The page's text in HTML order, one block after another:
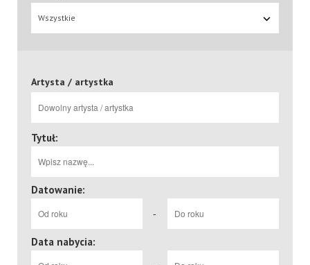
Wszystkie
Artysta / artystka
Tytuł:
Datowanie:
-
Data nabycia: